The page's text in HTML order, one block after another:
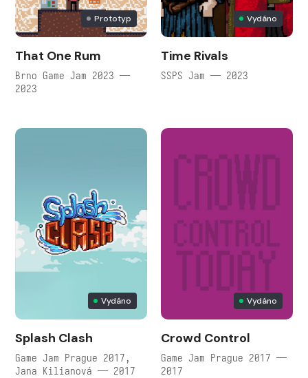
Prototyp
That One Rum
Brno Game Jam 2023 —
2023
Vydáno
Time Rivals
SSPS Jam — 2023
Vydáno
Splash Clash
Game Jam Prague 2017,
Jana Kilianová — 2017
Vydáno
Crowd Control
Game Jam Prague 2017 —
2017